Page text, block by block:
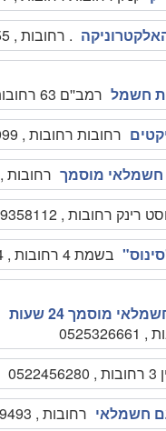
. רחובות , 0526403655
חשמל רמב''ם 63 רחובות , 0528409125
רחובות רחובות , 1800689999
חשמלאי מוסמך רחובות , 050-3464617
רינק רחובות , 08-9358112
בשמת 4 רחובות , 0528491994
מוסמך 24 שעות
חשמלאי רחובות , 050-2909493